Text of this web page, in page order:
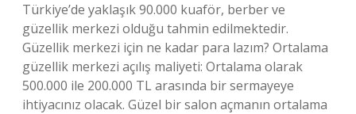
Türkiye’de yaklaşık 90.000 kuaför, berber ve
güzellik merkezi olduğu tahmin edilmektedir.
Güzellik merkezi için ne kadar para lazım? Ortalama
güzellik merkezi açılış maliyeti: Ortalama olarak
500.000 ile 200.000 TL arasında bir sermayeye
ihtiyacınız olacak. Güzel bir salon açmanın ortalama